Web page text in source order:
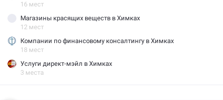
16 мест
Магазины красящих веществ в Химках
12 мест
Компании по финансовому консалтингу в Химках
18 мест
Услуги директ-мэйл в Химках
3 места